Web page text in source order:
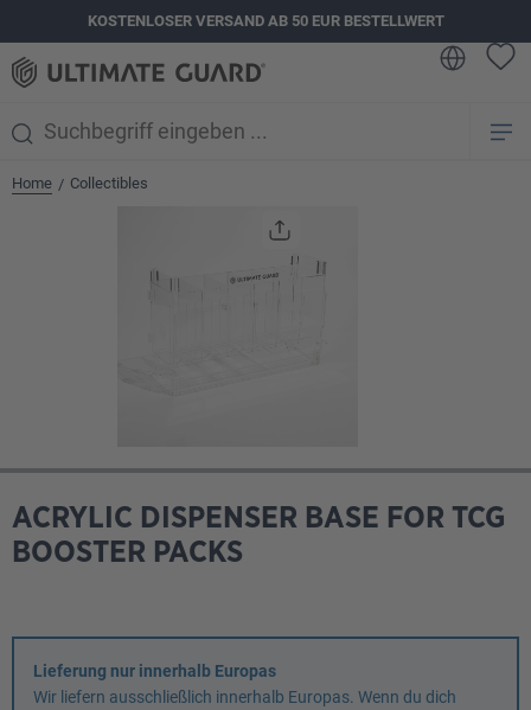
springenKOSTENLOSER VERSAND AB 50 EUR BESTELLWERT
Home / Collectibles
ACRYLIC DISPENSER BASE FOR TCG
BOOSTER PACKS
Lieferung nur innerhalb Europas
Wir liefern ausschließlich innerhalb Europas. Wenn du dich